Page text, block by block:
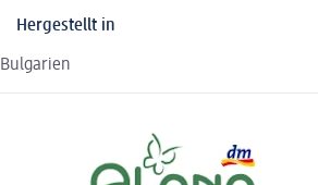
Hergestellt in
Bulgarien